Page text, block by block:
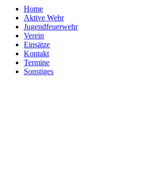
Home
Aktive Wehr
Jugendfeuerwehr
Verein
Einsätze
Kontakt
Termine
Sonstiges